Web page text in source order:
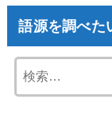
語源を調べた